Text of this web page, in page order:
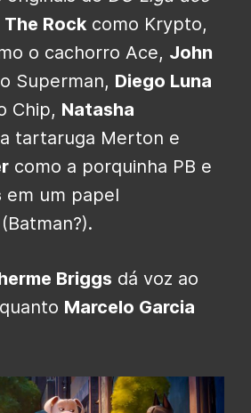
The Rock como Krypto,
o cachorro Ace, John
Superman, Diego Luna
Chip, Natasha
tartaruga Merton e
como a porquinha PB e
em um papel
Briggs dá voz ao
Marcelo Garcia